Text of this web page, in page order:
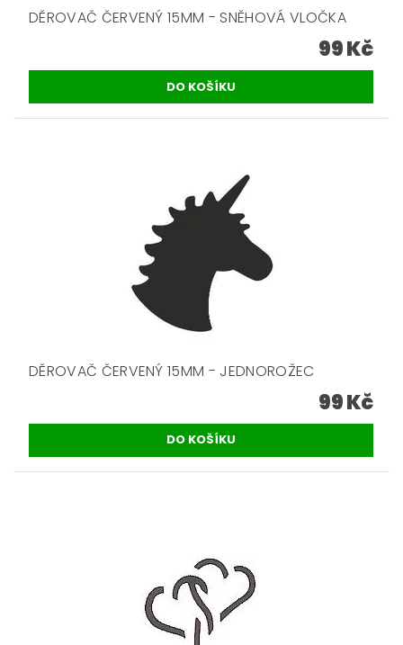
DĚROVAČ ČERVENÝ 15MM - SNĚHOVÁ VLOČKA
99 Kč
DĚROVAČ ČERVENÝ 15MM - JEDNOROŽEC
99 Kč